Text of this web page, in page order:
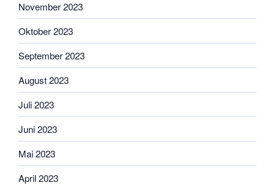
November 2023
Oktober 2023
September 2023
August 2023
Juli 2023
Juni 2023
Mai 2023
April 2023